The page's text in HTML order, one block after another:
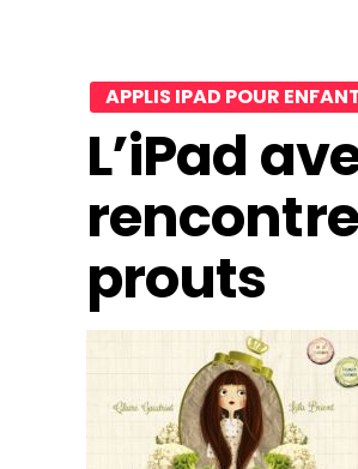
APPLIS IPAD POUR
L’iPad
prouts